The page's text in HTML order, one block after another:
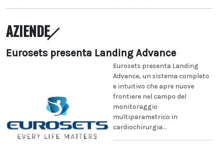
AZIENDE
Eurosets presenta Landing Advance
Eurosets presenta Landing
Advance, un sistema completo
e intuitivo che apre nuove
frontiere nel campo del
monitoraggio
multiparametrico in
cardiochirurgia...